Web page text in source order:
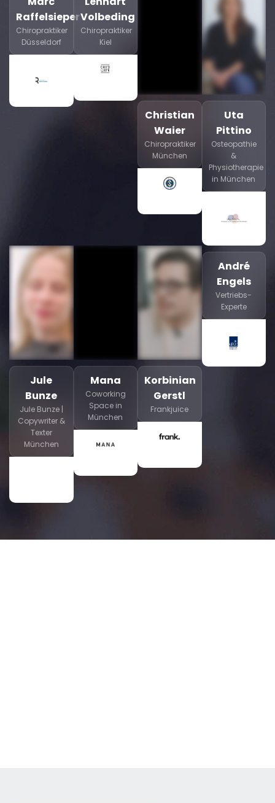
Raffelsieper
Chiropraktiker
Düsseldorf
Volbeding
Chiropraktiker
Kiel
Christian
Waier
Chiropraktiker
München
Uta
Pittino
Osteopathie
&
Physiotherapie
in München
Jule
Bunze
Jule Bunze |
Copywriter &
Texter
München
Mana
Coworking
Space in
München
Korbinian
Gerstl
Frankjuice
André
Engels
Vertriebs-
Experte